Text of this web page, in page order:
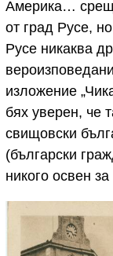
Америка…
от град Русе,
Русе никаква
изложение
бях уверен, че
свищовски
(български
никого освен